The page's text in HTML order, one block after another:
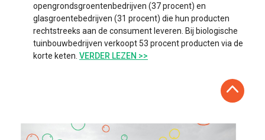
opengrondsgroentenbedrijven (37 procent) en
glasgroentebedrijven (31 procent) die hun producten
rechtstreeks aan de consument leveren. Bij biologische
tuinbouwbedrijven verkoopt 53 procent producten via de
korte keten. VERDER LEZEN >>